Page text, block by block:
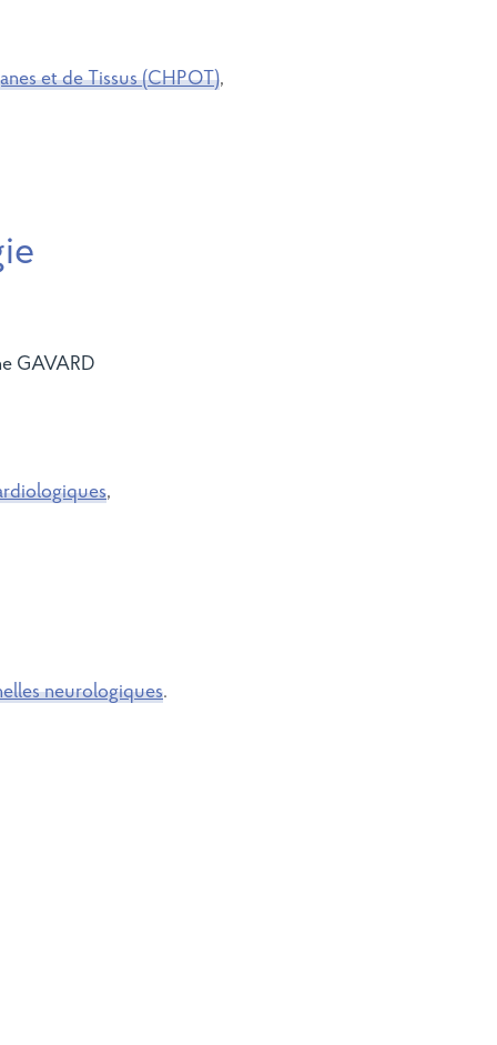
et de Tissus (CHPOT),
GAVARD
,
neurologiques.